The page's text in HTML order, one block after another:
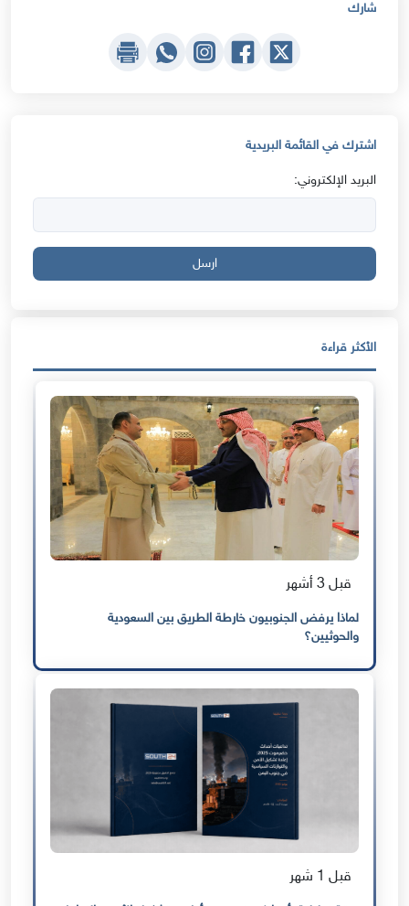
شارك
اشترك في القائمة البريدية
البريد الإلكتروني:
ارسل
الأكثر قراءة
قبل 3 أشهر
لماذا يرفض الجنوبيون خارطة الطريق بين السعودية
والحوثيين؟
قبل 1 شهر